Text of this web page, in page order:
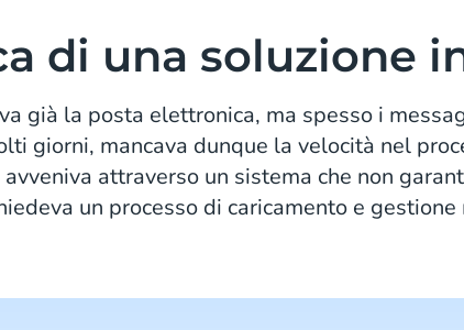
di una soluzione
già la posta elettronica, ma spesso i
giorni, mancava dunque la velocità nel
attraverso un sistema che non
un processo di caricamento e